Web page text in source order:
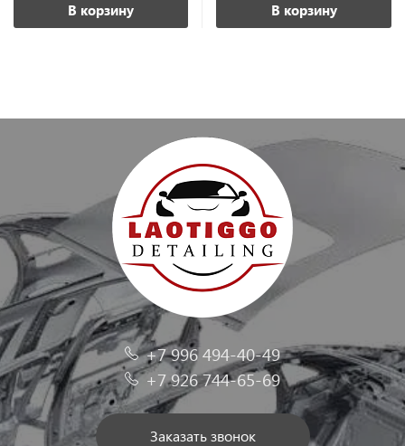
В корзину В корзину
+7 996 494-40-49
+7 926 744-65-69
Заказать звонок